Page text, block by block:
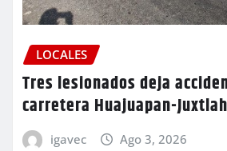
LOCALES
Tres lesionados deja
carretera Huajuapan-
igavec Ago 3, 2026